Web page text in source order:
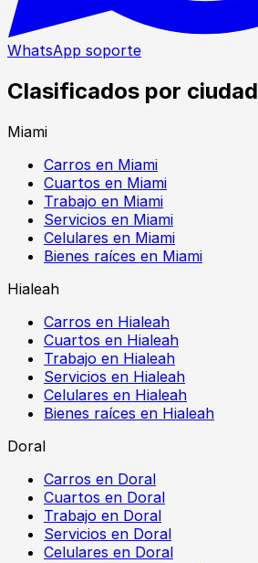
WhatsApp soporte
Clasificados por ciudad
Miami
Carros en Miami
Cuartos en Miami
Trabajo en Miami
Servicios en Miami
Celulares en Miami
Bienes raíces en Miami
Hialeah
Carros en Hialeah
Cuartos en Hialeah
Trabajo en Hialeah
Servicios en Hialeah
Celulares en Hialeah
Bienes raíces en Hialeah
Doral
Carros en Doral
Cuartos en Doral
Trabajo en Doral
Servicios en Doral
Celulares en Doral